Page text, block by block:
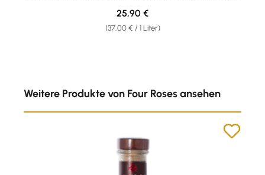
(37,00 € / 1 Liter)
Regulärer Preis:
25,90 €
Weitere Produkte von Four Roses ansehen